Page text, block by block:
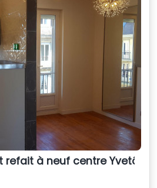
à neuf centre Yvetôt